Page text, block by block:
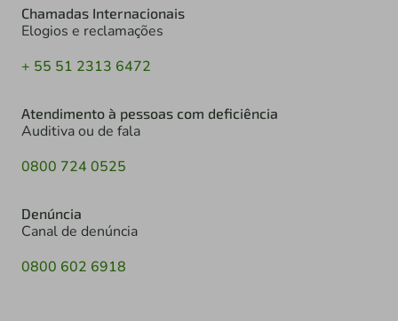
Chamadas Internacionais
Elogios e reclamações
+ 55 51 2313 6472
Atendimento à pessoas com deficiência
Auditiva ou de fala
0800 724 0525
Denúncia
Canal de denúncia
0800 602 6918